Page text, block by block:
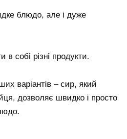
блюдо, але і дуже
собі різні продукти.
варіантів – сир, який
дозволяє швидко і просто